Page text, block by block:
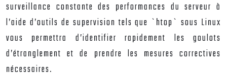
surveillance constante des performances du serveur à
l’aide d’outils de supervision tels que `htop` sous Linux
vous permettra d’identifier rapidement les goulots
d’étranglement et de prendre les mesures correctives
nécessaires.